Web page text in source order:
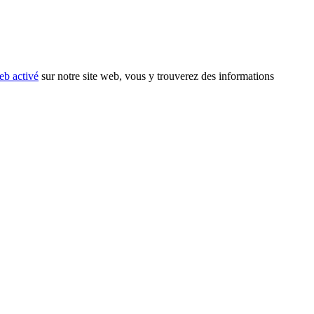
activé sur notre site web, vous y trouverez des informations